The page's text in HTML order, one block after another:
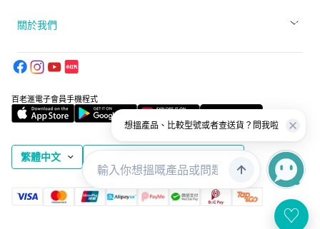
關於我們
百老滙電子會員手機程式
繁體中文
私隱政策 ♡
想搵產品、比較型號或者查送貨？問我啦